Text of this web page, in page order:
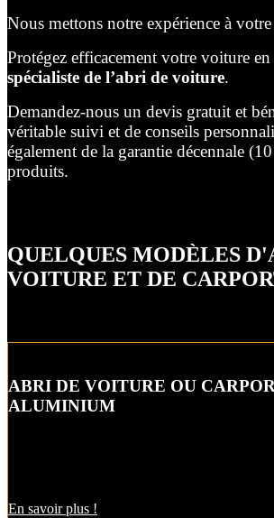
Nous mettons notre expérience à
Protégez efficacement votre voiture
spécialiste de l’abri de voiture.
Demandez-nous un devis gratuit et
véritable suivi et de conseils
également de la garantie décennale
produits.
QUELQUES MODÈLES
VOITURE ET DE
ABRI DE VOITURE OU
ALUMINIUM
En savoir plus !